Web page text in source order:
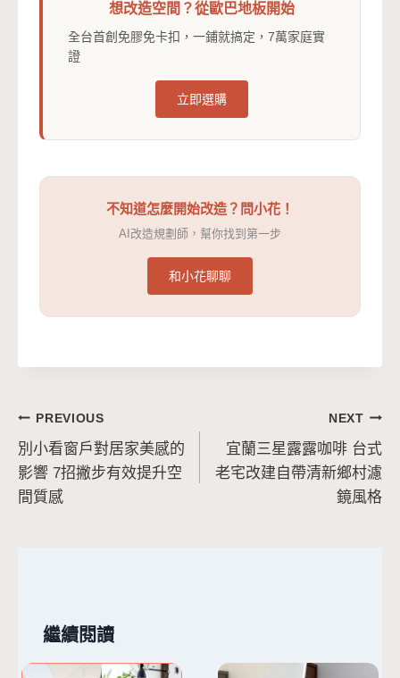
想改造空間？從歐巴地板開始
全台首創免膠免卡扣，一鋪就搞定，7萬家庭實
證
立即選購
不知道怎麼開始改造？問小花！
AI改造規劃師，幫你找到第一步
和小花聊聊
文
章
導
PREVIOUS
別小看窗戶對居家美感的
影響 7招撇步有效提升空
間質感
NEXT
宜蘭三星露露咖啡 台式
老宅改建自帶清新鄉村濾
鏡風格
繼續閱讀